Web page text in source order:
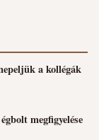
a kollégák
megfigyelése